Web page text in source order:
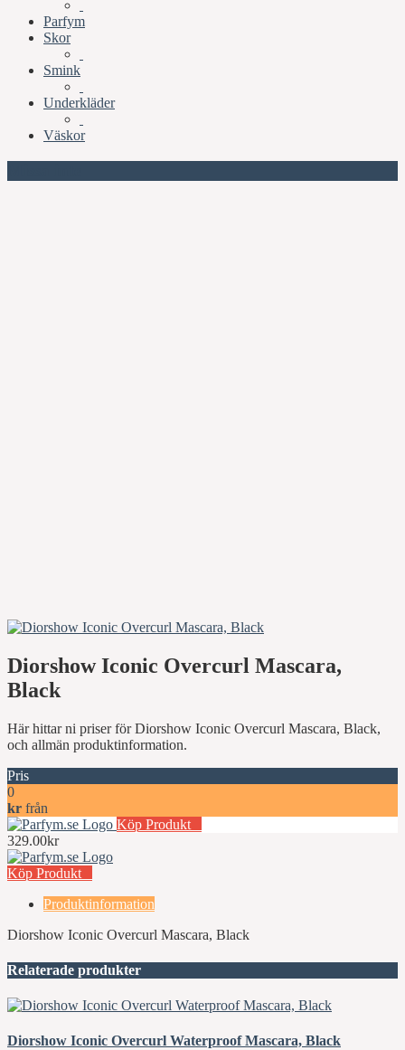
Parfym
Skor
Smink
Underkläder
Väskor
Diorshow Iconic Overcurl Mascara,
Black
Här hittar ni priser för Diorshow Iconic Overcurl Mascara, Black,
och allmän produktinformation.
Pris
0
kr från
Köp Produkt
329.00kr
Köp Produkt
Produktinformation
Diorshow Iconic Overcurl Mascara, Black
Relaterade produkter
Diorshow Iconic Overcurl Waterproof Mascara, Black